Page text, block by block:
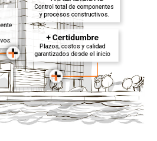
Control total de componentes
y procesos constructivos.
+ Certidumbre
Plazos, costos y calidad
garantizados desde el inicio